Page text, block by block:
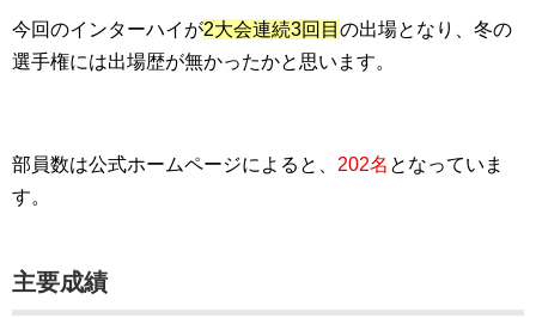
今回のインターハイが2大会連続3回目 の出場となり、冬の
選手権には出場歴が無かったかと思います。
部員数は公式ホームページによると、 202名 となっていま
す。
主要成績